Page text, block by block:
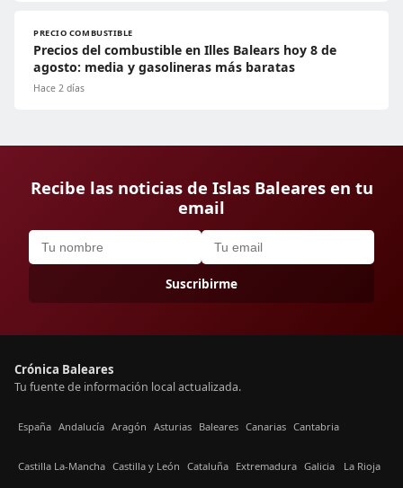
PRECIO COMBUSTIBLE
Precios del combustible en Illes Balears hoy 8 de
agosto: media y gasolineras más baratas
Hace 2 días
Recibe las noticias de Islas Baleares en tu
email
Suscribirme
Crónica Baleares
Tu fuente de información local actualizada.
España Andalucía Aragón Asturias Baleares Canarias Cantabria
Castilla La-Mancha Castilla y León Cataluña Extremadura Galicia La Rioja